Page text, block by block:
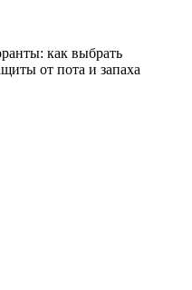
как выбрать
от пота и запаха